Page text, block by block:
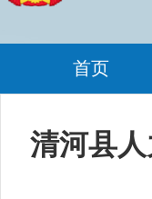
首页
清河县